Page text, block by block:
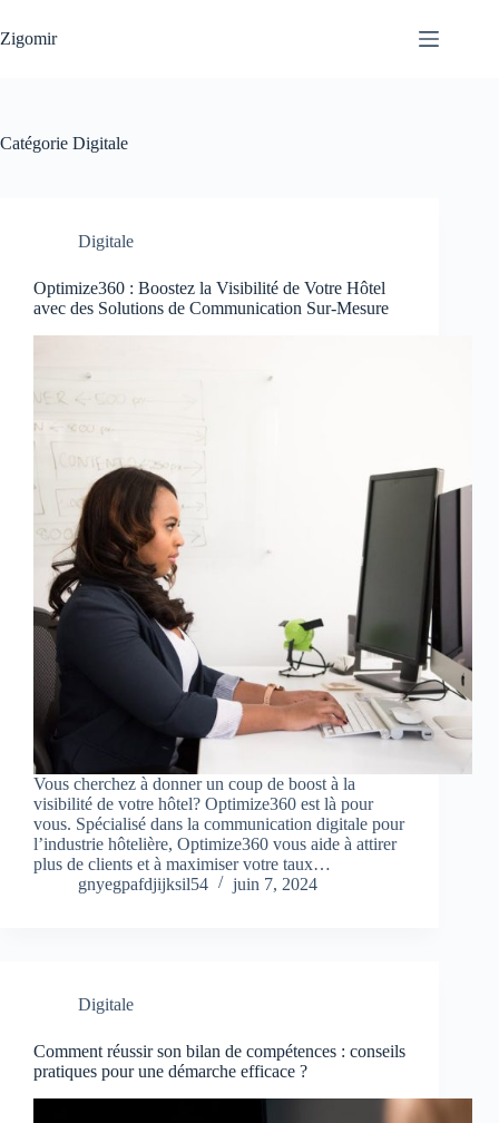
au
contenu
Zigomir
Catégorie Digitale
Digitale
Optimize360 : Boostez la Visibilité de Votre Hôtel
avec des Solutions de Communication Sur-Mesure
Vous cherchez à donner un coup de boost à la
visibilité de votre hôtel? Optimize360 est là pour
vous. Spécialisé dans la communication digitale pour
l’industrie hôtelière, Optimize360 vous aide à attirer
plus de clients et à maximiser votre taux…
gnyegpafdjijksil54
juin 7, 2024
Digitale
Comment réussir son bilan de compétences : conseils
pratiques pour une démarche efficace ?